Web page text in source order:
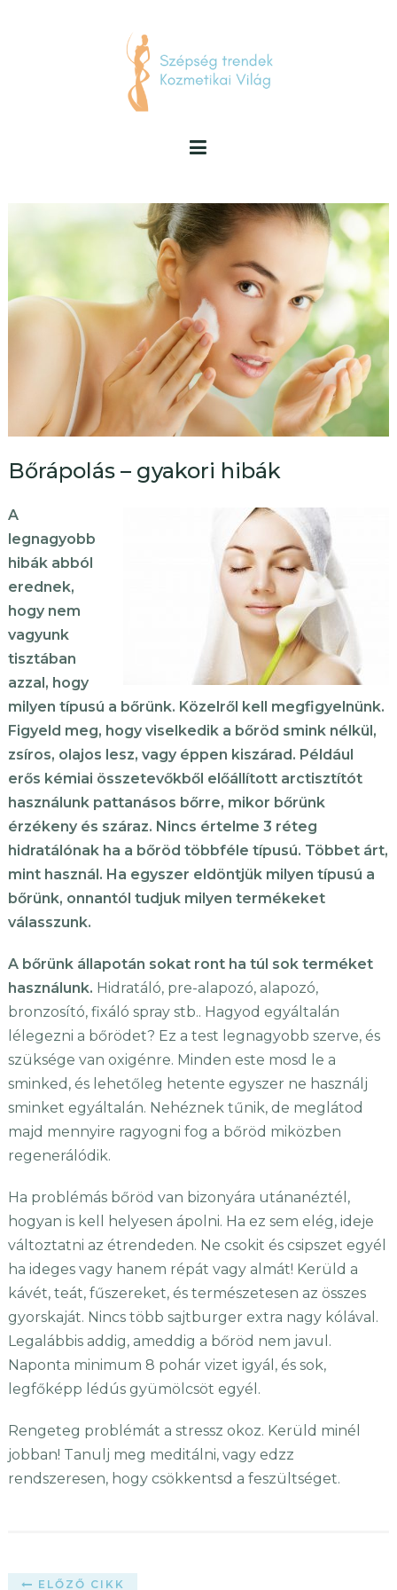
Bőrápolás – gyakori hibák
A
legnagyobb
hibák abból
erednek,
hogy nem
vagyunk
tisztában
azzal, hogy
milyen típusú a bőrünk. Közelről kell megfigyelnünk.
Figyeld meg, hogy viselkedik a bőröd smink nélkül,
zsíros, olajos lesz, vagy éppen kiszárad. Például
erős kémiai összetevőkből előállított arctisztítót
használunk pattanásos bőrre, mikor bőrünk
érzékeny és száraz. Nincs értelme 3 réteg
hidratálónak ha a bőröd többféle típusú. Többet árt,
mint használ. Ha egyszer eldöntjük milyen típusú a
bőrünk, onnantól tudjuk milyen termékeket
válasszunk.
A bőrünk állapotán sokat ront ha túl sok terméket
használunk. Hidratáló, pre-alapozó, alapozó,
bronzosító, fixáló spray stb.. Hagyod egyáltalán
lélegezni a bőrödet? Ez a test legnagyobb szerve, és
szüksége van oxigénre. Minden este mosd le a
sminked, és lehetőleg hetente egyszer ne használj
sminket egyáltalán. Nehéznek tűnik, de meglátod
majd mennyire ragyogni fog a bőröd miközben
regenerálódik.
Ha problémás bőröd van bizonyára utánanéztél,
hogyan is kell helyesen ápolni. Ha ez sem elég, ideje
változtatni az étrendeden. Ne csokit és csipszet egyél
ha ideges vagy hanem répát vagy almát! Kerüld a
kávét, teát, fűszereket, és természetesen az összes
gyorskaját. Nincs több sajtburger extra nagy kólával.
Legalábbis addig, ameddig a bőröd nem javul.
Naponta minimum 8 pohár vizet igyál, és sok,
legfőképp lédús gyümölcsöt egyél.
Rengeteg problémát a stressz okoz. Kerüld minél
jobban! Tanulj meg meditálni, vagy edzz
rendszeresen, hogy csökkentsd a feszültséget.
ELŐZŐ CIKK